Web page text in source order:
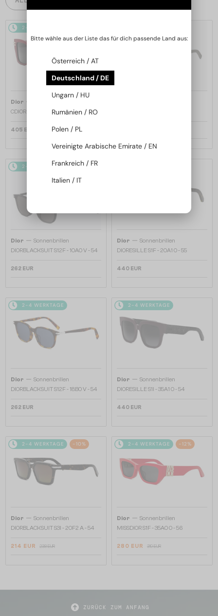
2-4 WERKTAGE
Dior —
CDIOR S1F - 35A0 D - 56
405 EUR
2-4 WERKTAGE
Dior — Sonnenbrillen
DIORBLACKSUIT S12F - 10A0 V - 54
262 EUR
Dior — Sonnenbrillen
DIORESILLE S1F - 20A1 O - 55
440 EUR
2-4 WERKTAGE
Dior — Sonnenbrillen
DIORBLACKSUIT S12F - 18B0 V - 54
262 EUR
2-4 WERKTAGE
Dior — Sonnenbrillen
DIORESILLE S1I - 35A1 O - 54
440 EUR
2-4 WERKTAGE -10%
Dior — Sonnenbrillen
DIORBLACKSUIT S3I - 20F2 A - 54
214 EUR 238 EUR
2-4 WERKTAGE -12%
Dior — Sonnenbrillen
MISSDIOR S1F - 35A0 O - 56
280 EUR 319 EUR
ZURÜCK ZUM ANFANG
Bitte wähle aus der Liste das für dich passende Land aus:
Österreich / AT
Deutschland / DE
Ungarn / HU
Rumänien / RO
Polen / PL
Vereinigte Arabische Emirate / EN
Frankreich / FR
Italien / IT